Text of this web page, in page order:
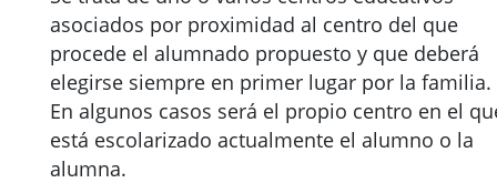
asociados por proximidad al centro del que
procede el alumnado propuesto y que deberá
elegirse siempre en primer lugar por la familia.
En algunos casos será el propio centro en el
está escolarizado actualmente el alumno o la
alumna.